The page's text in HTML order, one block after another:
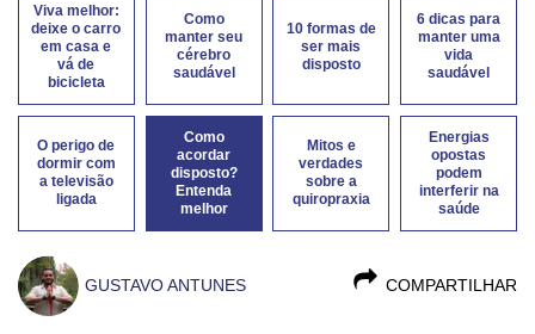
Viva melhor:
deixe o carro
em casa e
vá de
bicicleta
Como
manter seu
cérebro
saudável
10 formas de
ser mais
disposto
6 dicas para
manter uma
vida
saudável
O perigo de
dormir com
a televisão
ligada
Como
acordar
disposto?
Entenda
melhor
Mitos e
verdades
sobre a
quiropraxia
Energias
opostas
podem
interferir na
saúde
COMPARTILHAR
GUSTAVO ANTUNES